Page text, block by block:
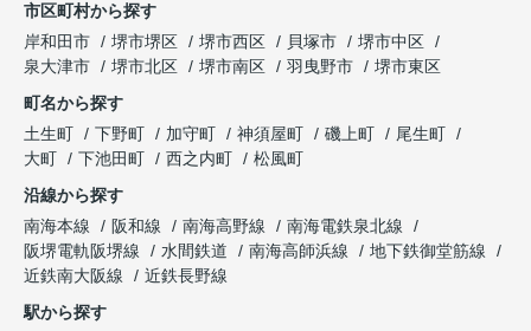
市区町村から探す
岸和田市
堺市堺区 堺市西区 貝塚市
堺市中区
泉大津市
堺市北区 堺市南区 羽曳野市
堺市東区
町名から探す
土生町
下野町 加守町 神須屋町 磯上町
尾生町
大町
下池田町 西之内町
松風町
沿線から探す
南海本線
阪和線 南海高野線
南海電鉄泉北線
阪堺電軌阪堺線
水間鉄道 南海高師浜線
地下鉄御堂筋線
近鉄南大阪線
近鉄長野線
駅から探す